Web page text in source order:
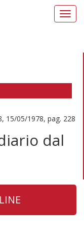
15/05/1978, pag. 228
dal